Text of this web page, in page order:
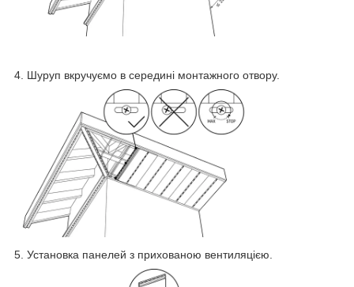
4. Шуруп вкручуємо в середині монтажного отвору.
5. Установка панелей з прихованою вентиляцією.